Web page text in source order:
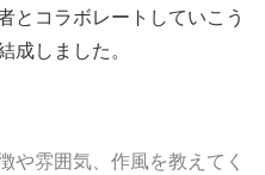
とコラボレートしていこう
しました。
や雰囲気、作風を教えてく